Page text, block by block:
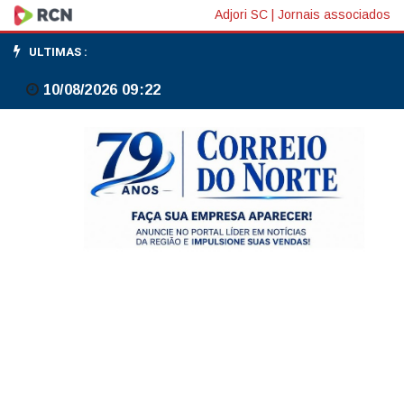
Frente
fria
traz
derruba
Adjori SC Jornais associados
ULTIMAS :
10/08/2026 09:22